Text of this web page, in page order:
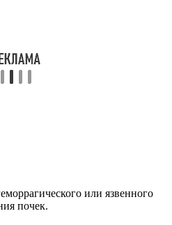
или язвенного
почек.